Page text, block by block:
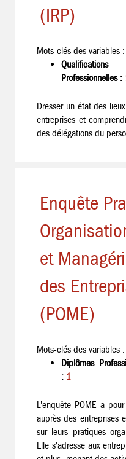
(IRP)
Mots-clés des variables :
Qualifications
Professionnelles :
Dresser un état des
entreprises et
des délégations du
Enquête
et
des
(POME)
Mots-clés des variables :
Diplômes
: 1
L'enquête POME a
auprès des entreprises
sur leurs pratiques
Elle s'adresse aux